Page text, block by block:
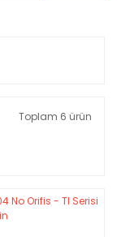
Toplam 6 ürün